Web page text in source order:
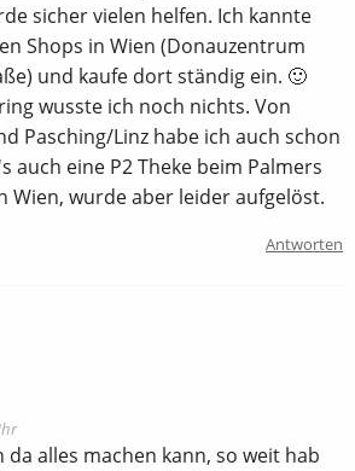
sicher vielen helfen. Ich kannte
Shops in Wien (Donauzentrum
und kaufe dort ständig ein. 🙂
wusste ich noch nichts. Von
Pasching/Linz habe ich auch schon
auch eine P2 Theke beim Palmers
Wien, wurde aber leider aufgelöst.
Antworten
da alles machen kann, so weit hab